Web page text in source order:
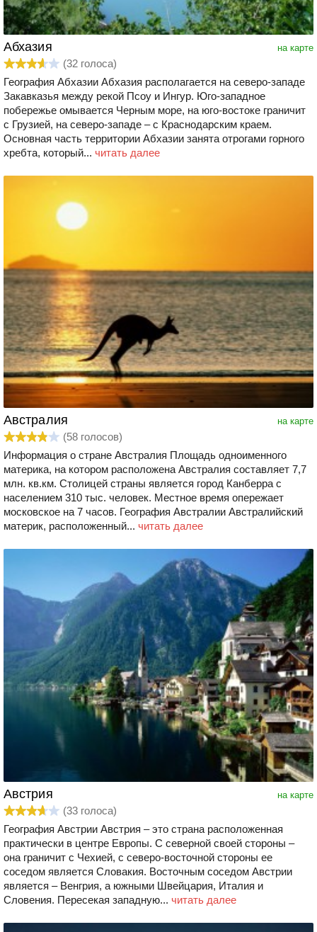
на карте
Абхазия
(32 голоса)
География Абхазии Абхазия располагается на северо-западе
Закавказья между рекой Псоу и Ингур. Юго-западное
побережье омывается Черным море, на юго-востоке граничит
с Грузией, на северо-западе – с Краснодарским краем.
Основная часть территории Абхазии занята отрогами горного
хребта, который... читать далее
на карте
Австралия
(58 голосов)
Информация о стране Австралия Площадь одноименного
материка, на котором расположена Австралия составляет 7,7
млн. кв.км. Столицей страны является город Канберра с
населением 310 тыс. человек. Местное время опережает
московское на 7 часов. География Австралии Австралийский
материк, расположенный... читать далее
на карте
Австрия
(33 голоса)
География Австрии Австрия – это страна расположенная
практически в центре Европы. С северной своей стороны –
она граничит с Чехией, с северо-восточной стороны ее
соседом является Словакия. Восточным соседом Австрии
является – Венгрия, а южными Швейцария, Италия и
Словения. Пересекая западную... читать далее